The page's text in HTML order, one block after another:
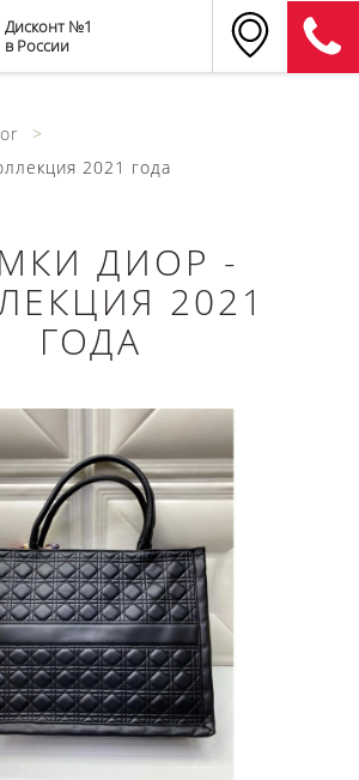
Дисконт №1
в России
2021 года
ДИОР -
2021
ГОДА